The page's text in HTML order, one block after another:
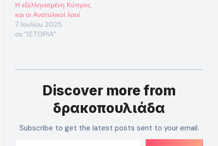
Η εξελληνισμένη Κύπρος
και οι Ανατολικοί λαοί
7 Ιουλίου 2025
σε "ΙΣΤΟΡΙΑ"
Discover more from
δρακοπουλιάδα
Subscribe to get the latest posts sent to your email.